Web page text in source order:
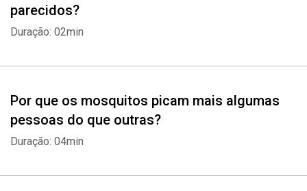
parecidos?
Duração: 02min
Por que os mosquitos picam mais algumas
pessoas do que outras?
Duração: 04min